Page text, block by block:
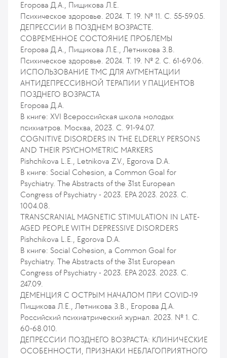
Егорова Д.А., Пищикова Л.Е.
Психическое здоровье. 2024. Т. 19. № 11. С. 55-59.05.
ДЕПРЕССИИ В ПОЗДНЕМ ВОЗРАСТЕ.
СОВРЕМЕННОЕ СОСТОЯНИЕ ПРОБЛЕМЫ
Егорова Д.А., Пищикова Л.Е., Летникова З.В.
Психическое здоровье. 2024. Т. 19. № 2. С. 61-69.06.
ИСПОЛЬЗОВАНИЕ ТМС ДЛЯ АУГМЕНТАЦИИ
АНТИДЕПРЕССИВНОЙ ТЕРАПИИ У ПАЦИЕНТОВ
ПОЗДНЕГО ВОЗРАСТА
Егорова Д.А.
В книге: XVI Всероссийская школа молодых
психиатров. Москва, 2023. С. 91-94.07.
COGNITIVE DISORDERS IN THE ELDERLY PERSONS
AND THEIR PSYCHOMETRIC MARKERS
Pishchikova L.E., Letnikova Z.V., Egorova D.A.
В книге: Social Cohesion, a Common Goal for
Psychiatry. The Abstracts of the 31st European
Congress of Psychiatry - 2023. EPA 2023. 2023. С.
1004.08.
TRANSCRANIAL MAGNETIC STIMULATION IN LATE-
AGED PEOPLE WITH DEPRESSIVE DISORDERS
Pishchikova L.E., Egorova D.A.
В книге: Social Cohesion, a Common Goal for
Psychiatry. The Abstracts of the 31st European
Congress of Psychiatry - 2023. EPA 2023. 2023. С.
247.09.
ДЕМЕНЦИЯ С ОСТРЫМ НАЧАЛОМ ПРИ COVID-19
Пищикова Л.Е., Летникова З.В., Егорова Д.А.
Российский психиатрический журнал. 2023. № 1. С.
60-68.010.
ДЕПРЕССИИ ПОЗДНЕГО ВОЗРАСТА: КЛИНИЧЕСКИЕ
ОСОБЕННОСТИ, ПРИЗНАКИ НЕБЛАГОПРИЯТНОГО